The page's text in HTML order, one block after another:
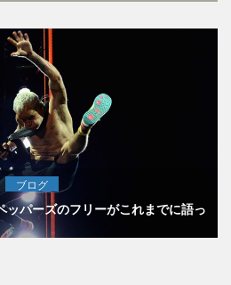
ブログ
ッパーズのフリーがこれまでに語っ